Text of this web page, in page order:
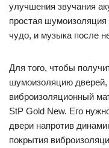
улучшения звучания
простая
чудо, и музыка после
Для того, чтобы
шумоизоляцию дверей,
виброизоляционный
StP Gold New. Его
двери напротив
покрытия